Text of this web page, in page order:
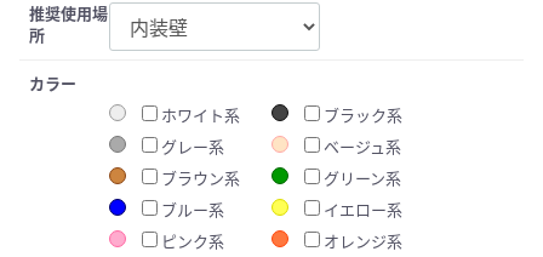
推奨使用場
所
カラー
ホワイト系
ブラック系
グレー系
ベージュ系
ブラウン系
グリーン系
ブルー系
イエロー系
ピンク系
オレンジ系